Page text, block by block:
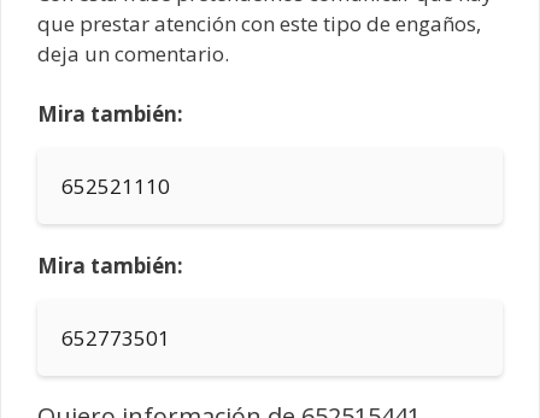
que prestar atención con este tipo de engaños,
deja un comentario.
Mira también:
652521110
Mira también:
652773501